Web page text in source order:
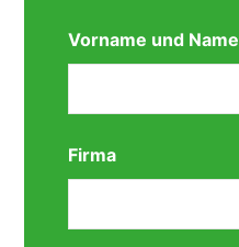
Vorname und Name
Firma